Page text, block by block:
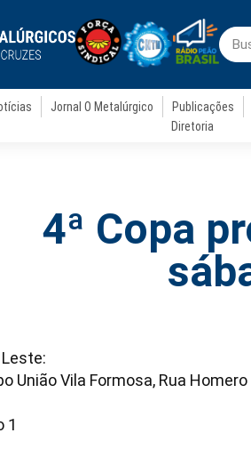
Jornal O Metalúrgico Publicações
Diretoria
4ª Copa
União Vila Formosa, Rua
1